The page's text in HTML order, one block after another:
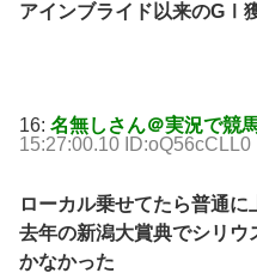
アインブライド以来のGⅠ
16: 名無しさん＠実況で競
15:27:00.10 ID:oQ56cCLL0
ローカル乗せてたら普通
去年の新潟大賞典でシリウ
かなかった